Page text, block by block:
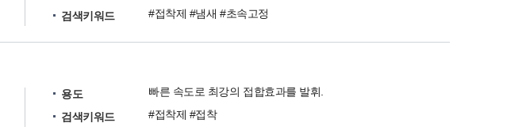
검색키워드
#접착제 #냄새 #초속고정
용도
빠른 속도로 최강의 접합효과를 발휘.
검색키워드
#접착제 #접착